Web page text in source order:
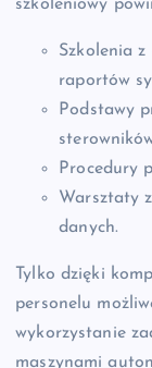
szkoleniowy
Szkolenia
raportów
Podstawy
Procedury
Warsztaty
danych.
Tylko dzięki
personelu
wykorzystanie
maszynami